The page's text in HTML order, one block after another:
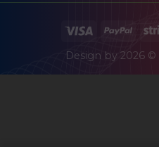
Design by 2026 ©